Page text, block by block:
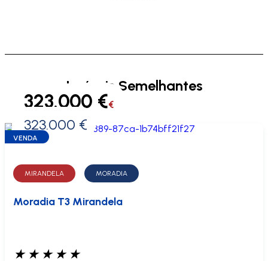
Imóveis Semelhantes
0 €
323.000 €€
323.000 €
VENDA
MIRANDELA MORADIA
Moradia T3 Mirandela
★ ★ ★ ★ ★